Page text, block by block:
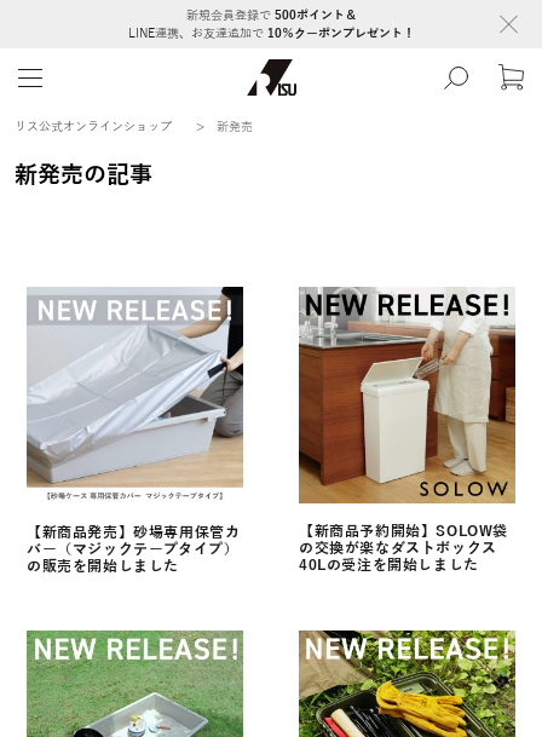
新規会員登録で 500ポイント＆
LINE連携、お友達追加で 10％クーポンプレゼント！
リス公式オンラインショップ > 新発売
新発売の記事
【新商品発売】砂場専用保管カ
バー（マジックテープタイプ）
の販売を開始しました
【新商品予約開始】SOLOW袋
の交換が楽なダストボックス
40Lの受注を開始しました